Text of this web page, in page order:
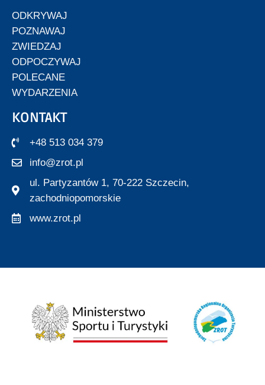
ODKRYWAJ
POZNAWAJ
ZWIEDZAJ
ODPOCZYWAJ
POLECANE
WYDARZENIA
KONTAKT
+48 513 034 379
info@zrot.pl
ul. Partyzantów 1, 70-222 Szczecin,
zachodniopomorskie
www.zrot.pl